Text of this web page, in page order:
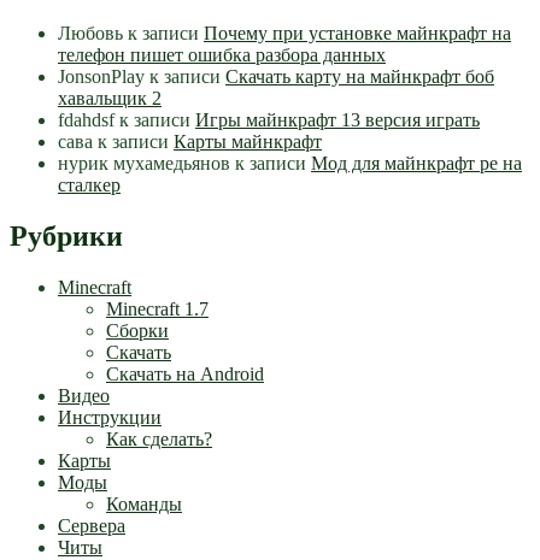
Любовь к записи Почему при установке майнкрафт на
телефон пишет ошибка разбора данных
JonsonPlay к записи Скачать карту на майнкрафт боб
хавальщик 2
fdahdsfк записи Игры майнкрафт 13 версия играть
сава к записи Карты майнкрафт
нурик мухамедьянов к записи Мод для майнкрафт pe на
сталкер
Рубрики
Minecraft
Minecraft 1.7
Сборки
Скачать
Скачать на Android
Видео
Инструкции
Как сделать?
Карты
Моды
Команды
Сервера
Читы